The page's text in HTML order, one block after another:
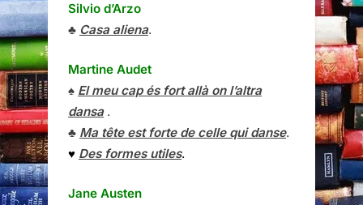
Silvio d’Arzo
♣ Casa aliena.
Martine Audet
♠ El meu cap és fort allà on l’altra
dansa.
♣ Ma tête est forte de celle qui danse.
♥ Des formes utiles.
Jane Austen